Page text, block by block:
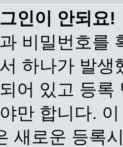
인이 안되요!
비밀번호를
하나가 발
어 있고 등
만 합니다.
새로운 등록